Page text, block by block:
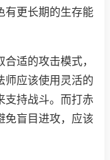
有更长期的生存能
适的攻击模式，
师应该使用灵活的
支持战斗。而打赤
免盲目进攻，应该